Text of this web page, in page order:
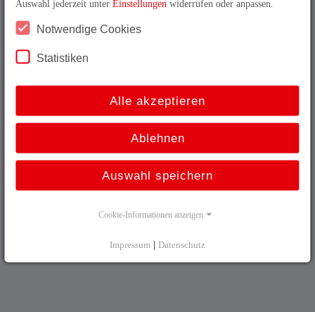
Deutsch
English
Français Kontakt
Instagram
Hinweisgeber
© TR Electronic GmbH
Auswahl jederzeit unterEinstellungen widerrufen oder anpassen.
Notwendige Cookies
Statistiken
Alle akzeptieren
Ablehnen
Auswahl speichern
Cookie-Informationen anzeigen
Impressum | Datenschutz